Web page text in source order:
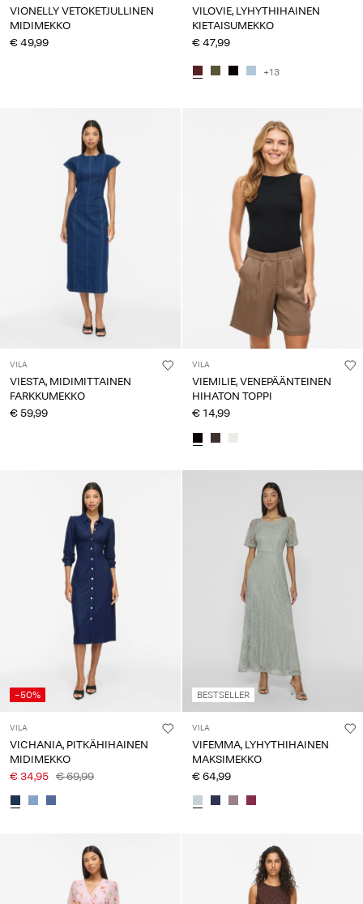
VIONELLY VETOKETJULLINEN
MIDIMEKKO
€ 49,99
VILOVIE, LYHYTHIHAINEN
KIETAISUMEKKO
€ 47,99
+13
VILA
VIESTA, MIDIMITTAINEN
FARKKUMEKKO
€ 59,99
VILA
VIEMILIE, VENEPÄÄNTEINEN
HIHATON TOPPI
€ 14,99
-50%
VILA
VICHANIA, PITKÄHIHAINEN
MIDIMEKKO
€ 34,95 € 69,99
BESTSELLER
VILA
VIFEMMA, LYHYTHIHAINEN
MAKSIMEKKO
€ 64,99